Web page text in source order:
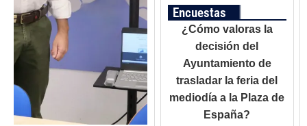
Encuestas
¿Cómo valoras la
decisión del
Ayuntamiento de
trasladar la feria del
mediodía a la Plaza de
España?